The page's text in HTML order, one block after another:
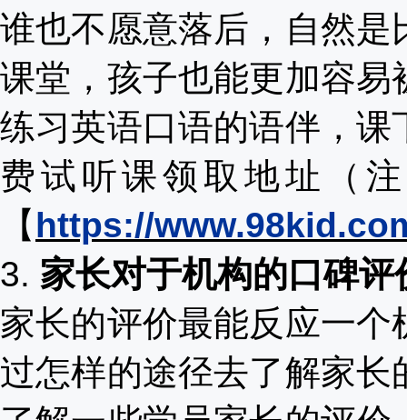
谁也不愿意落后，自然
课堂，孩子也能更加容
练习英语口语的语伴，
费试听课领取地址（
【 https://
3. 家长对于机构的口碑评
家长的评价最能反应一
过怎样的途径去了解家